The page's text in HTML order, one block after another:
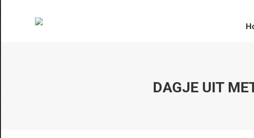
DAGJE UIT